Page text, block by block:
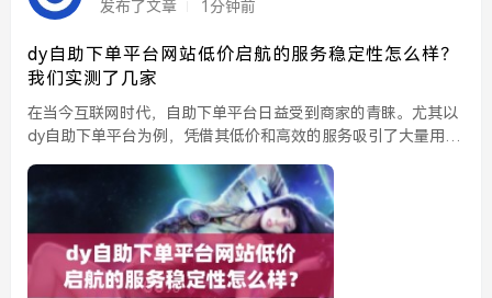
发布了文章 1分钟前
dy自助下单平台网站低价启航的服务稳定性怎么样？
我们实测了几家
在当今互联网时代，自助下单平台日益受到商家的青睐。尤其以
dy自助下单平台为例，凭借其低价和高效的服务吸引了大量用
大家提供更直观的参考，我们对几家常见的dy自助下单平台进...